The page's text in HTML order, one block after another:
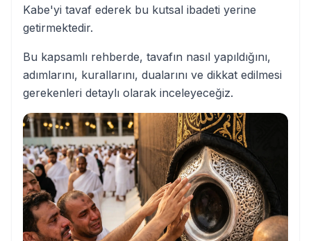
Kabe'yi tavaf ederek bu kutsal ibadeti yerine
getirmektedir.
Bu kapsamlı rehberde, tavafın nasıl yapıldığını,
adımlarını, kurallarını, dualarını ve dikkat edilmesi
gerekenleri detaylı olarak inceleyeceğiz.